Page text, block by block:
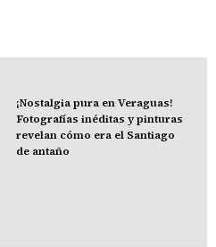
¡Nostalgia pura en Veraguas!
Fotografías inéditas y pinturas
revelan cómo era el Santiago
de antaño